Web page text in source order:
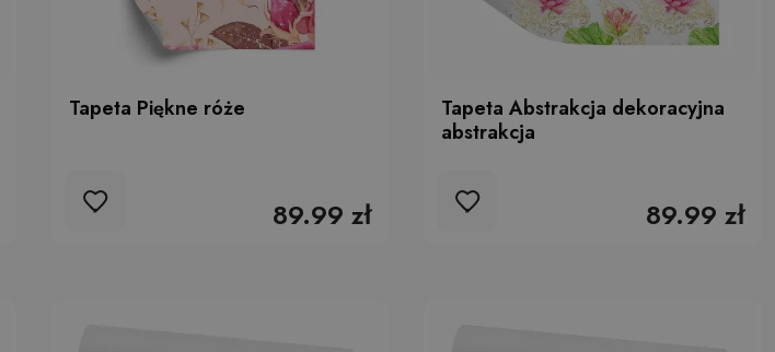
Tapeta Piękne róże
89.99 zł
Tapeta Abstrakcja dekoracyjna
abstrakcja
89.99 zł